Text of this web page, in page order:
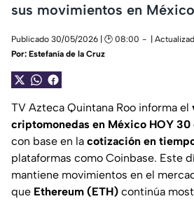
sus movimientos en
Publicado 30/05/2026 | 🕑 08:00
|
Por: Estefanía de la Cruz
TV Azteca Quintana Roo informa el
criptomonedas en México HOY 30
con base en la cotización en
plataformas como Coinbase. Este
mantiene movimientos en el
que Ethereum (ETH) continúa